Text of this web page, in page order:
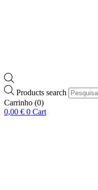
Products search
Carrinho (0)
0,00 € 0 Cart